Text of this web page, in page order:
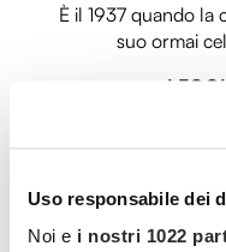
Uso responsabile dei
Noi e i nostri 1022
È il 1937 quando la
suo ormai